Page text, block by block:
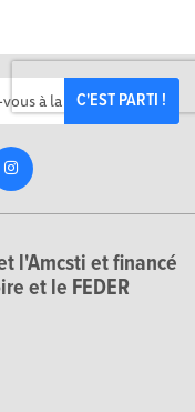
C'EST PARTI !
l'Amcsti et financé
et le FEDER